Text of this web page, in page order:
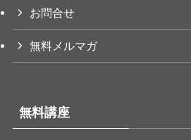
お問合せ
無料メルマガ
無料講座